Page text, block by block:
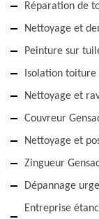
Réparation de
Nettoyage et
Peinture sur
Isolation toiture
Nettoyage et
Couvreur
Nettoyage et
Zingueur
Dépannage
Entreprise